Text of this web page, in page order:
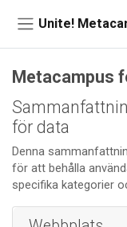
Unite!
Metacampus
för data
Denna
för att behålla
specifika kategorier